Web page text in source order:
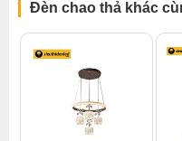
Đèn chao thả khác